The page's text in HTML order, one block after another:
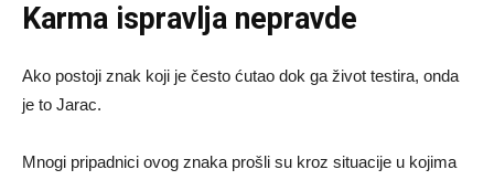
Karma ispravlja nepravde
Ako postoji znak koji je često ćutao dok ga život testira, onda
je to Jarac.
Mnogi pripadnici ovog znaka prošli su kroz situacije u kojima